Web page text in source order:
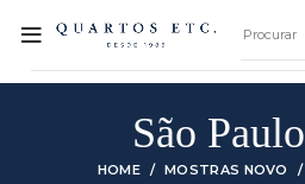
São
HOME MOSTRAS NOVO